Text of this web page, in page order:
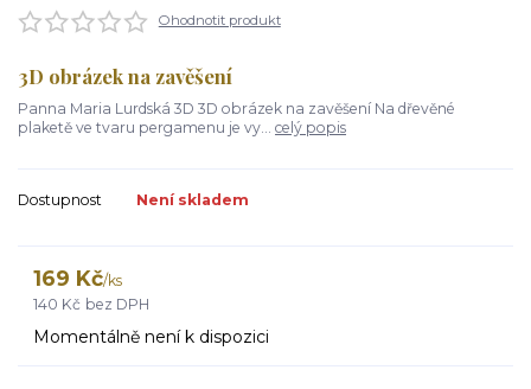
Ohodnotit produkt
3D obrázek na zavěšení
Panna Maria Lurdská 3D 3D obrázek na zavěšení Na dřevěné
plaketě ve tvaru pergamenu je vy... celý popis
Dostupnost Není skladem
169 Kč/ks
140 Kč bez DPH
Momentálně není k dispozici